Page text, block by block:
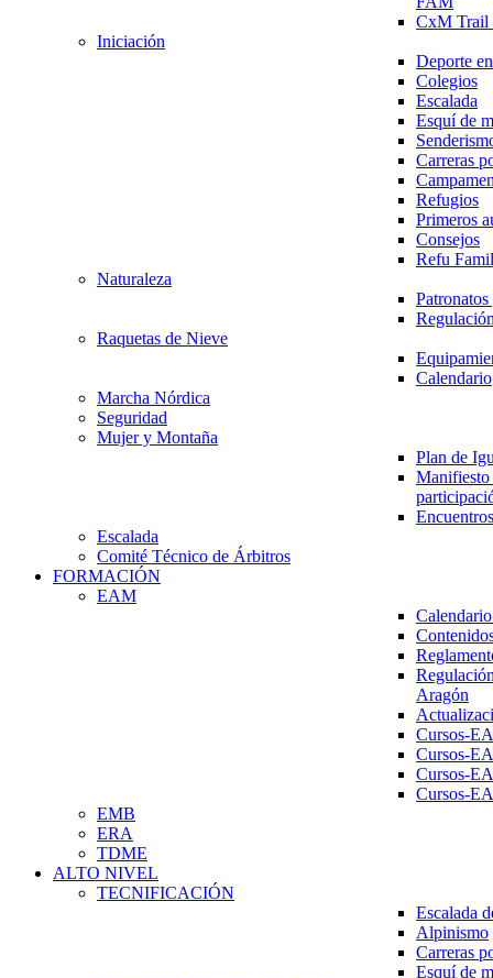
CxM
Iniciación
Deporte
Colegios
Escalada
Esquí de
Carreras
Refugios
Primeros
Consejos
Refu
Naturaleza
Raquetas de Nieve
Calendario
Marcha Nórdica
Seguridad
Mujer y Montaña
Plan de
Escalada
Comité Técnico de Árbitros
FORMACIÓN
EAM
Aragón
Cursos-
Cursos-
Cursos-
Cursos-
EMB
ERA
TDME
ALTO NIVEL
TECNIFICACIÓN
Escalada
Alpinismo
Carreras
Esquí de